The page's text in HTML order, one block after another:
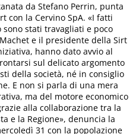
da Stefano Perrin, punta
con la Cervino SpA. «I fatti
sono stati travagliati e poco
e il presidente della Sirt
hanno dato avvio al
sul delicato argomento
della società, né in consiglio
E non si parla di una mera
ma del motore economico
alla collaborazione tra la
e la Regione», denuncia la
31 con la popolazione